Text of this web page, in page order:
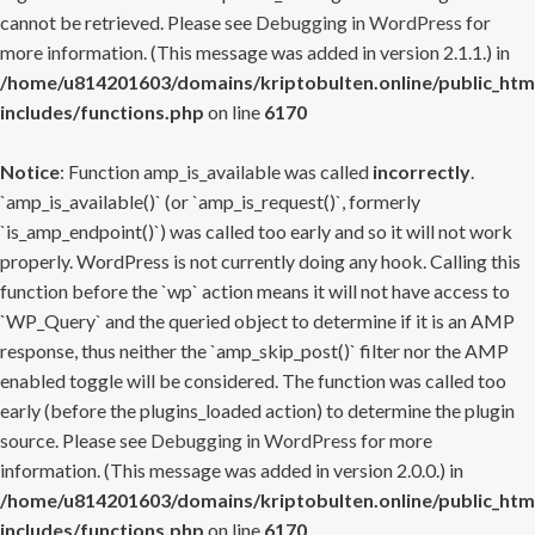
cannot be retrieved. Please see Debugging in WordPress for
more information. (This message was added in version 2.1.1.) in
/home/u814201603/domains/kriptobulten.online/
includes/functions.php on line 6170
Notice: Function amp_is_available was called incorrectly.
`amp_is_available()` (or `amp_is_request()`, formerly
`is_amp_endpoint()`) was called too early and so it will not work
properly. WordPress is not currently doing any hook. Calling this
function before the `wp` action means it will not have access to
`WP_Query` and the queried object to determine if it is an AMP
response, thus neither the `amp_skip_post()` filter nor the AMP
enabled toggle will be considered. The function was called too
early (before the plugins_loaded action) to determine the plugin
source. Please see Debugging in WordPress for more
information. (This message was added in version 2.0.0.) in
/home/u814201603/domains/kriptobulten.online/
includes/functions.php on line 6170